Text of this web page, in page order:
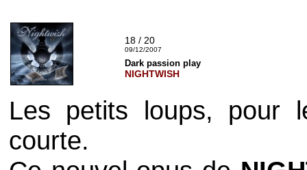
18 / 20
09/12/2007
Dark passion play
NIGHTWISH
Les petits loups, pour
courte.